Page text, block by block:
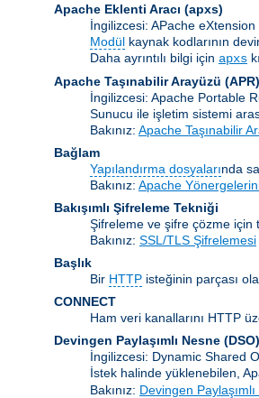
Apache Eklenti Aracı (apxs)
İngilizcesi: APache
Modül kaynak kodlarının
Daha ayrıntılı bilgi için apxs
Apache Taşınabilir Arayüzü (APR)
İngilizcesi: Apache Portable
Sunucu ile işletim sistemi
Bakınız: Apache Taşınabilir
Bağlam
Yapılandırma dosyalarında
Bakınız: Apache
Bakışımlı Şifreleme Tekniği
Şifreleme ve şifre çözme için
Bakınız: SSL/TLS Şifrelemesi
Başlık
Bir HTTP isteğinin parçası
CONNECT
Ham veri kanallarını HTTP
Devingen Paylaşımlı Nesne (DSO)
İngilizcesi: Dynamic Shared
İstek halinde yüklenebilen,
Bakınız: Devingen